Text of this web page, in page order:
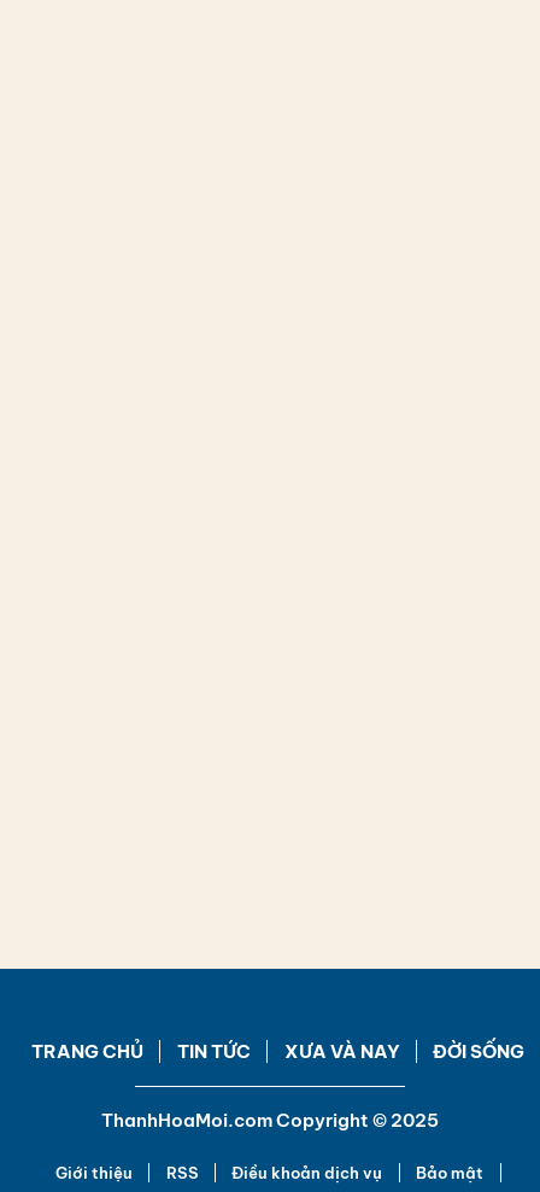
TRANG CHỦ TIN TỨC XƯA VÀ NAY ĐỜI SỐNG
ThanhHoaMoi.com Copyright © 2025
Giới thiệu RSS Điều khoản dịch vụ Bảo mật